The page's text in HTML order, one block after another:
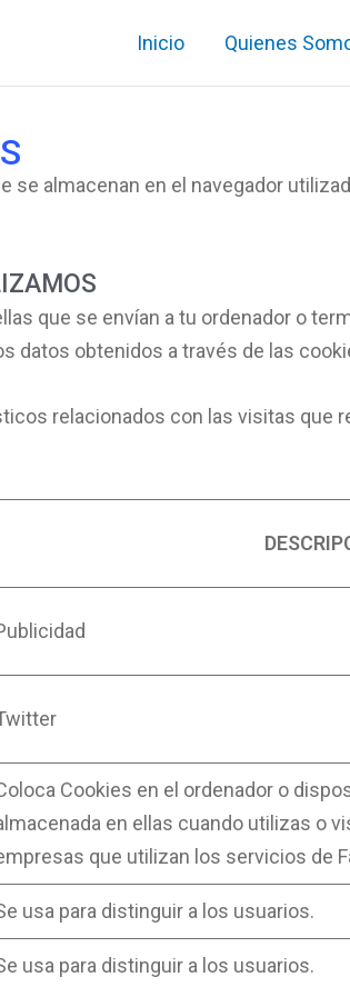
Inicio Quienes
almacenan en el navegador
que se envían a tu ordenador o
datos obtenidos a través de las
relacionados con las visitas que
Cookies en el ordenador o
en ellas cuando utilizas o
que utilizan los servicios de
usa para distinguir a los usuarios.
usa para distinguir a los usuarios.